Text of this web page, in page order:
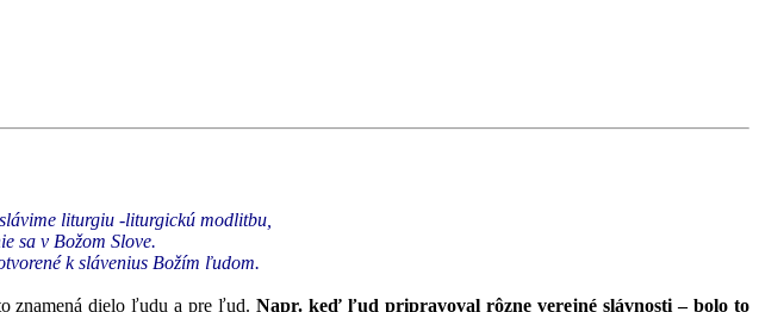
liturgiu -liturgickú modlitbu,
sa v Božom Slove.
k slávenius Božím ľudom.
znamená dielo ľudu a pre ľud.Napr. keď ľud pripravoval rôzne verejné slávnosti – bolo to